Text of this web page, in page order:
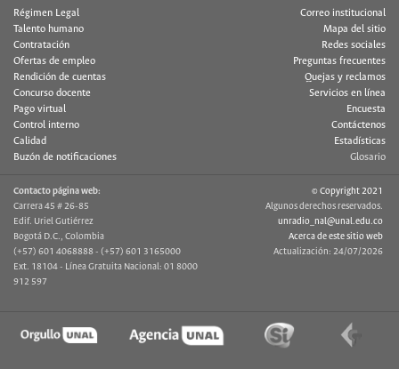
Régimen Legal
Talento humano
Contratación
Ofertas de empleo
Rendición de cuentas
Concurso docente
Pago virtual
Control interno
Calidad
Buzón de notificaciones
Correo institucional
Mapa del sitio
Redes sociales
Preguntas frecuentes
Quejas y reclamos
Servicios en línea
Encuesta
Contáctenos
Estadísticas
Glosario
Contacto página web:
Carrera 45 # 26-85
Edif. Uriel Gutiérrez
Bogotá D.C., Colombia
(+57) 601 4068888 - (+57) 601 3165000
Ext. 18104 - Línea Gratuita Nacional: 01 8000
912 597
© Copyright 2021
Algunos derechos reservados.
unradio_nal@unal.edu.co
Acerca de este sitio web
Actualización: 24/07/2026